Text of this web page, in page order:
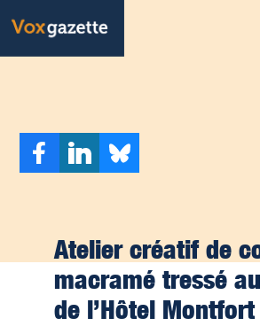
Atelier créatif de
macramé tressé
de l’Hôtel Montfort